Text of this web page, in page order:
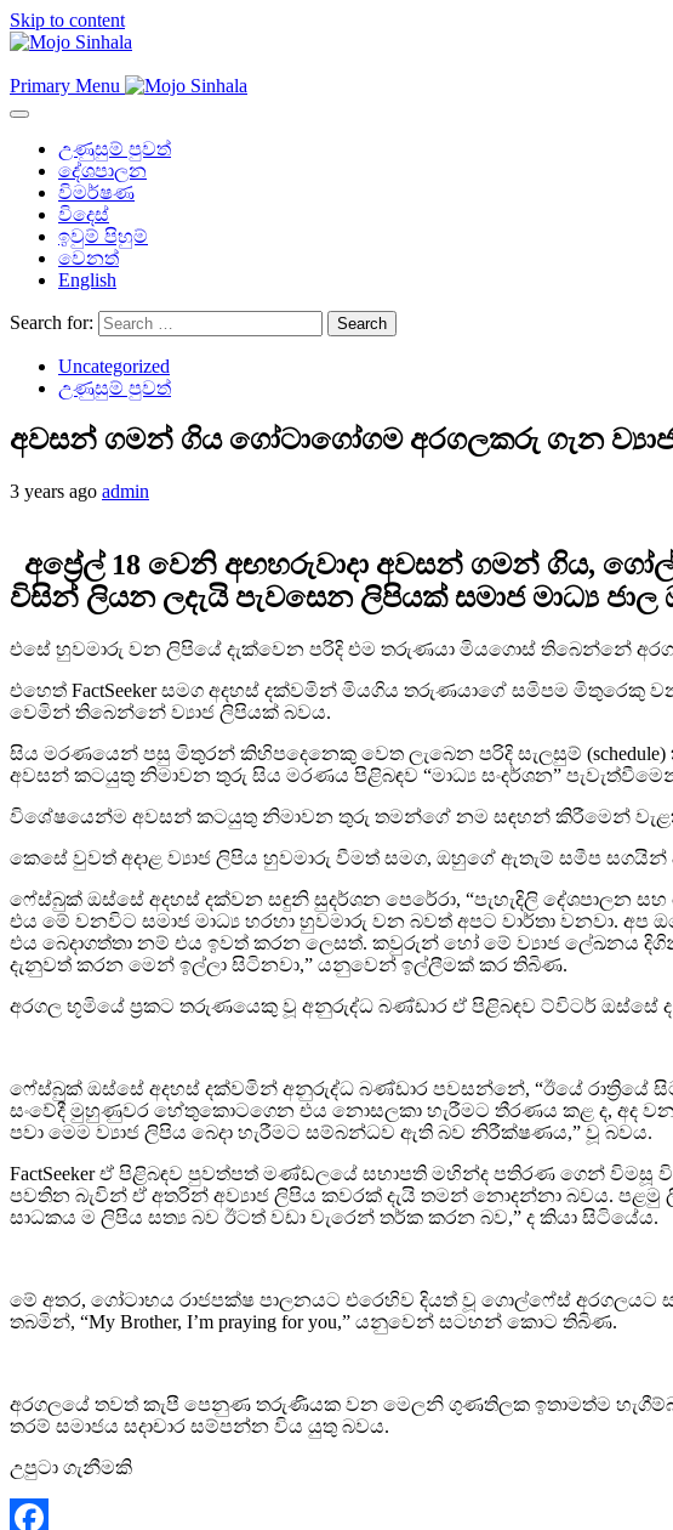
Skip to content
Primary Menu
උණුසුම් පුවත්
දේශපාලන
විමර්ෂණ
විදෙස්
ඉවුම් පිහුම්
වෙනත්
English
Search for:
Uncategorized
උණුසුම් පුවත්
අවසන් ගමන් ගිය ගෝටාගෝගම අරගලකරු ගැන
3 years ago admin
අප්‍රේල් 18 වෙනි අඟහරුවාදා අවසන් ගමන් ගිය,
විසින් ලියන ලදැයි පැවසෙන ලිපියක් සමාජ මාධ්‍ය
එසේ හුවමාරු වන ලිපියේ දැක්වෙන පරිදි එම තරුණයා මියගොස් තිබෙන්නේ
එහෙත් FactSeeker සමග අදහස් දක්වමින් මියගිය තරුණයාගේ සමිපම මිතුරෙකු
වෙමින් තිබෙන්නේ ව්‍යාජ ලිපියක් බවය.
සිය මරණයෙන් පසු මිතුරන් කිහිපදෙනෙකු වෙත ලැබෙන පරිදි සැලසුම්
අවසන් කටයුතු නිමාවන තුරු සිය මරණය පිළිබඳව “මාධ්‍ය සංදර්ශන”
විශේෂයෙන්ම අවසන් කටයුතු නිමාවන තුරු තමන්ගේ නම සඳහන් කිරීමෙන්
කෙසේ වුවත් අදාළ ව්‍යාජ ලිපිය හුවමාරු වීමත් සමග, ඔහුගේ ඇතැම් සමීප
ෆේස්බුක් ඔස්සේ අදහස් දක්වන සඳුනි සුදර්ශන පෙරේරා, “පැහැදිලි
එය මේ වනවිට සමාජ මාධ්‍ය හරහා හුවමාරු වන බවත් අපට වාර්තා වනවා.
එය බෙදාගත්තා නම් එය ඉවත් කරන ලෙසත්. කවුරුන් හෝ මේ ව්‍යාජ ලේඛනය
දැනුවත් කරන මෙන් ඉල්ලා සිටිනවා,” යනුවෙන් ඉල්ලීමක් කර තිබිණ.
අරගල භූමියේ ප්‍රකට තරුණයෙකු වූ අනුරුද්ධ බණ්ඩාර ඒ පිළිබඳව ට්විටර් ඔස්සේ
ෆේස්බුක් ඔස්සේ අදහස් දක්වමින් අනුරුද්ධ බණ්ඩාර පවසන්නේ, “ඊයේ
සංවේදී මුහුණුවර හේතුකොටගෙන එය නොසලකා හැරීමට තීරණය කළ ද, අද වනවිට
පවා මෙම ව්‍යාජ ලිපිය බෙදා හැරීමට සම්බන්ධව ඇති බව නිරීක්ෂණය,” වූ බවය.
FactSeeker ඒ පිළිබඳව පුවත්පත් මණ්ඩලයේ සභාපති මහින්ද පතිරණ ගෙන්
පවතින බැවින් ඒ අතරින් අව්‍යාජ ලිපිය කවරක් දැයි තමන් නොදන්නා බවය.
සාධකය ම ලිපිය සත්‍ය බව ඊටත් වඩා වැරෙන් තර්ක කරන බව,” ද කියා සිටියේය.
මේ අතර, ගෝටාභය රාජපක්ෂ පාලනයට එරෙහිව දියත් වූ ගොල්ෆේස්
තබමින්, “My Brother, I’m praying for you,” යනුවෙන් සටහන් කොට තිබිණ.
අරගලයේ තවත් කැපී පෙනුණ තරුණියක වන මෙලනි ගුණතිලක ඉතාමත්ම
තරම් සමාජය සදාචාර සම්පන්න විය යුතු බවය.
උපුටා ගැනීමකි